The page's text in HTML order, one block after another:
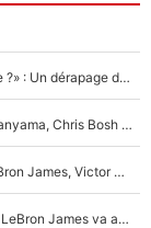
«LeBron James, as-tu déjà eu envie d’être une femme ?» : Un dérapage de Donald Trump sur la superstar de la NBA refait surface
NBA - Victime d'une thrombose comme Victor Wembanyama, Chris Bosh prévient le Français des risques sur sa santé : «J’ai failli mourir sur le coup et j’ai été ramené à la vie»
De la NBA au cinéma : Comme Michael Jordan et LeBron James, Victor Wembanyama rêve d'une carrière d'acteur !
The Last Dance sur Netflix : Comme Michael Jordan, LeBron James va avoir le droit à sa série !